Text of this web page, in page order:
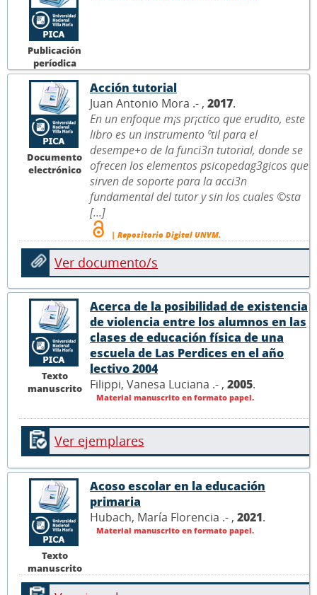
Publicación
períodica
Documento
electrónico
Acción tutorial
Juan Antonio Mora .- , 2017.
En un enfoque m¡s pr¡ctico que erudito, este
libro es un instrumento ºtil para el
desempe+o de la funci3n tutorial, donde se
ofrecen los elementos psicopedag3gicos que
sirven de soporte para la acci3n
fundamental del tutor y sin los cuales ©sta
[...]
| Repositorio Digital UNVM.
Ver documento/s
Texto
manuscrito
Acerca de la posibilidad de existencia
de violencia entre los alumnos en las
clases de educación física de una
escuela de Las Perdices en el año
lectivo 2004
Filippi, Vanesa Luciana .- , 2005.
Material manuscrito en formato papel.
Ver ejemplares
Texto
manuscrito
Acoso escolar en la educación
primaria
Hubach, María Florencia .- , 2021.
Material manuscrito en formato papel.